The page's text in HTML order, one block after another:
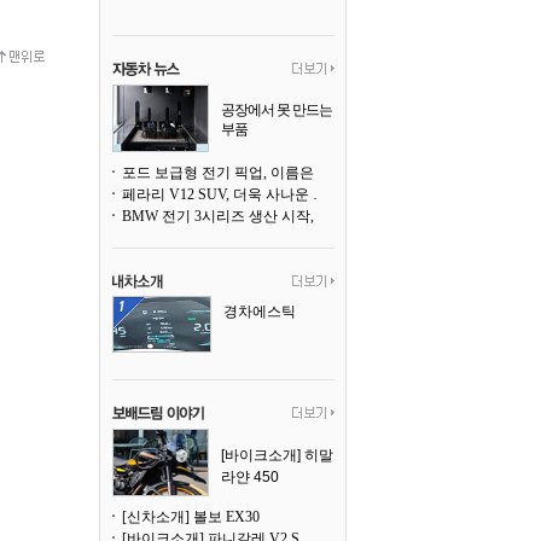
공장에서 못 만드는
부품
어낸다
페라리 V12 SUV, 더욱 사나운 얼굴로 돌아온다
경차에스틱
[바이크소개] 히말
라얀 450
[신차소개] 볼보 EX30